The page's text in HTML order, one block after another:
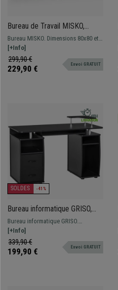
Bureau de Travail MISKO,
80x80x74 cm, Piétement en
Bois, Blanc
Bureau MISKO. Dimensions 80x80 et
74 cm de hauteur. Style Design avec
une surface Blanche.
[+Info]
299,90 €
229,90 € Envoi GRATUIT
SOLDES -41%
Bureau informatique GRISO,
Dimensions 120x55x85 cm, en
Bois, couleur Noir
Bureau informatique GRISO.
Dimensions 120x55 et 85 cm de
hauteur. Modèle avec une ample
surface de travail, une tablette
[+Info]
339,90 €
199,90 € Envoi GRATUIT